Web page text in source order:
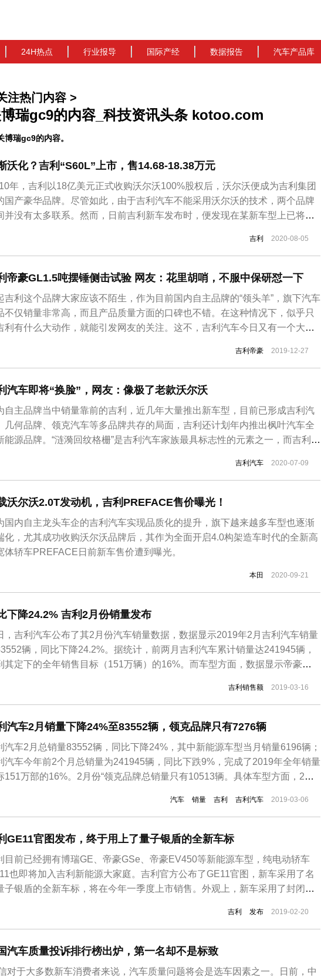
24H热点 行业报导 国际产经 数据报告 汽车产品库
注热门内容 >
瑞gc9的内容_科技资讯头条 kotoo.com
瑞gc9的内容。
沃化？吉利“S60L”上市，售14.68-18.38万元
年，吉利以18亿美元正式收购沃尔沃100%股权后，沃尔沃便成为吉利集团
国产豪华品牌。尽管如此，由于吉利汽车不能采用沃尔沃的技术，两个品牌
并没有太多联系。然而，日前吉利新车发布时，便发现在某新车型上已将家
吉利 2020-08-05
帝豪GL1.5吨摆锤侧击试验 网友：花里胡哨，不服中保研怼一下
吉利这个品牌大家应该不陌生，作为目前国内自主品牌的“领头羊”，旗下汽车
不仅销量非常高，而且产品质量方面的口碑也不错。在这种情况下，似乎只
利有什么大动作，就能引发网友的关注。这不，吉利汽车今日又有一个大动
到，重量1.5吨的大锤在空中停滞几秒后“狠狠”砸向吉利帝豪GL，撞击后的帝
旋转了90度左右，被撞击一...
吉利帝豪 2019-12-27
汽车即将“换脸”，网友：像极了老款沃尔沃
自主品牌当中销量靠前的吉利，近几年大量推出新车型，目前已形成吉利汽
几何品牌、领克汽车等多品牌共存的局面，吉利还计划年内推出枫叶汽车全
能源品牌。“涟漪回纹格栅”是吉利汽车家族最具标志性的元素之一，而吉利计
报信息中，吉利汽车申报了两款新车，其中一款是新款博瑞，另一款全新轿
命名为吉利Preface。而这两款新车...
吉利汽车 2020-07-09
沃尔沃2.0T发动机，吉利PREFACE售价曝光！
国内自主龙头车企的吉利汽车实现品质化的提升，旗下越来越多车型也逐渐
化，尤其成功收购沃尔沃品牌后，其作为全面开启4.0构架造车时代的全新高
体轿车PREFACE日前新车售价遭到曝光。
本田 2020-09-21
下降24.2% 吉利2月份销量发布
，吉利汽车公布了其2月份汽车销量数据，数据显示2019年2月吉利汽车销量
辆，同比下降24.2%。据统计，前两月吉利汽车累计销量达241945辆，
其定下的全年销售目标（151万辆）的16%。而车型方面，数据显示帝豪今
份销量为6022辆，1-2月份累计销量达18502辆；缤越2月份销量为8102...
吉利销售额 2019-03-16
汽车2月销量下降24%至83552辆，领克品牌只有7276辆
汽车2月总销量83552辆，同比下降24%，其中新能源车型当月销量6196辆；
汽车今年前2个月总销量为241945辆，同比下跌9%，完成了2019年全年销量
151万部的16%。2月份“领克品牌总销量只有10513辆。具体车型方面，2月
帝豪GS月销量分别为15013辆和7722辆，远景SUV为5249...
汽车 销量 吉利 吉利汽车 2019-03-06
GE11官图发布，终于用上了量子银盾的全新车标
目前已经拥有博瑞GE、帝豪GSe、帝豪EV450等新能源车型，纯电动轿车
也即将加入吉利新能源大家庭。吉利官方公布了GE11官图，新车采用了名
子银盾的全新车标，将在今年一季度上市销售。外观上，新车采用了封闭式
色涂装，并且造型立体感十足。侧面充电口在右侧前轮眉处，腰线微微隆
尾部采用了溜背造型。尾部很有层...
吉利 发布 2019-02-20
汽车质量投诉排行榜出炉，第一名却不是标致
对于大多数新车消费者来说，汽车质量问题将会是选车因素之一。日前，中